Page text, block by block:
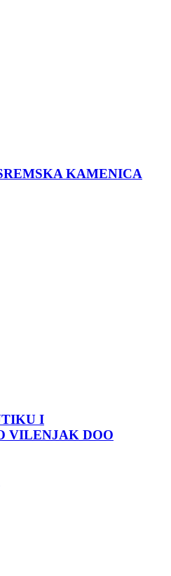
KAMENICA
I
VILENJAK DOO